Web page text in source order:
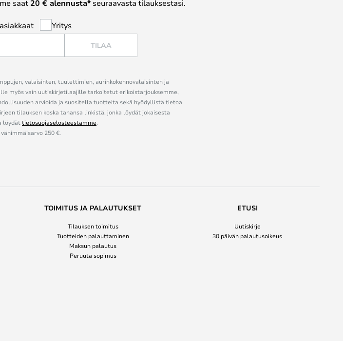
saat 20 € alennusta* seuraavasta tilauksestasi.
Yritys
TILAA
valaisinten, tuulettimien, aurinkokennovalaisinten ja
myös vain uutiskirjetilaajille tarkoitetut erikoistarjouksemme,
arvioida ja suositella tuotteita sekä hyödyllistä tietoa
tilauksen koska tahansa linkistä, jonka löydät jokaisesta
löydättietosuojaselosteestamme.
250 €.
TOIMITUS JA PALAUTUKSET
Tilauksen toimitus
Tuotteiden palauttaminen
Maksun palautus
Peruuta sopimus
ETUSI
Uutiskirje
30 päivän palautusoikeus